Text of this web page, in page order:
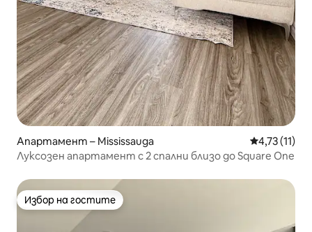
Апартамент – Mississauga Средна
4,73 (11)
Луксозен апартамент с 2 спални близо до Square One
Избор на гостите
Избор на гостите